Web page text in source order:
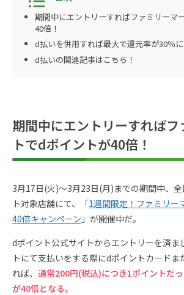
期間中にエントリーすればファミリーマ
40倍！
d払いを併用すれば最大で還元率が30％に
d払いの関連記事はこちら！
期間中にエントリーすればフ
トでdポイントが40倍！
3月17日(火)～3月23日(月)までの期間中、
ト対象店舗にて、「1週間限定！ファミリー
40倍キャンペーン 」が開催中だ。
dポイント公式サイトからエントリーを済ま
トにて支払いをする際にdポイントカードま
れば、 通常200円(税込)につき1ポイントだ
が40倍となる。